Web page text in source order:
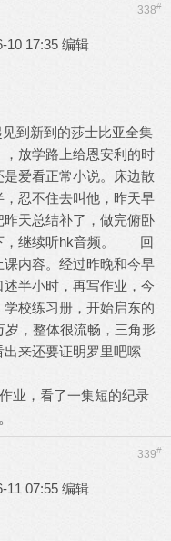
338#
10 17:35 编辑
到新到的莎士比亚全集
放学路上给恩安利的时
爱看正常小说。床边散
忍不住去叫他，昨天早
昨天总结补了，做完俯卧
，继续听hk音频。 回
内容。经过昨晚和今早
半小时，再写作业，今
校练习册，开始启东的
，整体很流畅，三角形
来还要证明罗里吧嗦
业，看了一集短的纪录
339#
11 07:55 编辑